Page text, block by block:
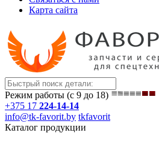
Карта сайта
Режим работы (с 9 до 18)
+375 17 224-14-14
info@tk-favorit.by tkfavorit
Каталог продукции